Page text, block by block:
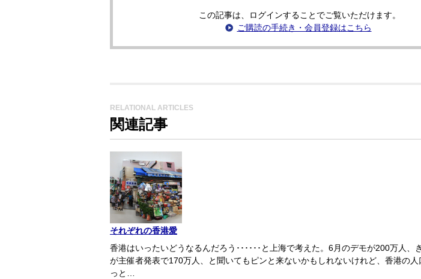
この記事は、ログインすることでご覧いただけます。
ご購読の手続き・会員登録はこちら
RELATIONAL ARTICLES
関連記事
それぞれの香港愛
香港はいったいどうなるんだろう･･････と上海で考えた。6月のデモが200万人、
が主催者発表で170万人、と聞いてもピンと来ないかもしれないけれど、香港の人
っと…